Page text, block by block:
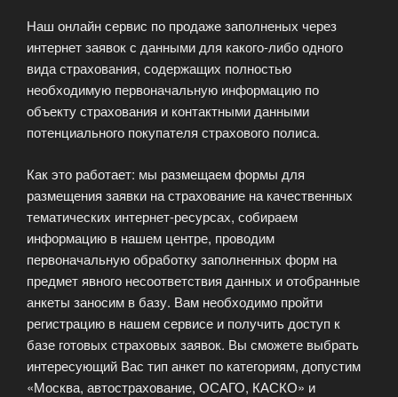
Наш онлайн сервис по продаже заполненых через
интернет заявок с данными для какого-либо одного
вида страхования, содержащих полностью
необходимую первоначальную информацию по
объекту страхования и контактными данными
потенциального покупателя страхового полиса.
Как это работает: мы размещаем формы для
размещения заявки на страхование на качественных
тематических интернет-ресурсах, собираем
информацию в нашем центре, проводим
первоначальную обработку заполненных форм на
предмет явного несоответствия данных и отобранные
анкеты заносим в базу. Вам необходимо пройти
регистрацию в нашем сервисе и получить доступ к
базе готовых страховых заявок. Вы сможете выбрать
интересующий Вас тип анкет по категориям, допустим
«Москва, автострахование, ОСАГО, КАСКО» и